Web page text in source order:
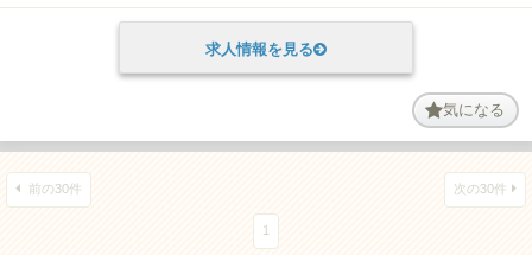
求人情報を見る
気になる
前の30件 次の30件
1